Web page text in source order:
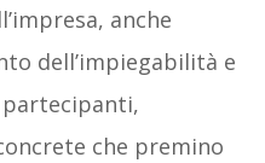
anche
dell’impiegabilità e
che premino